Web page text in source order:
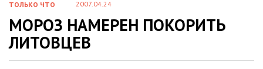
ТОЛЬКО ЧТО 2007.04.24
МОРОЗ НАМЕРЕН ПОКОРИТЬ
ЛИТОВЦЕВ